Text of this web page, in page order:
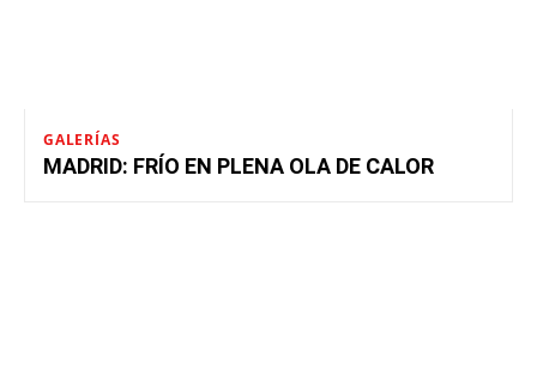
GALERÍAS
MADRID: FRÍO EN PLENA OLA DE CALOR